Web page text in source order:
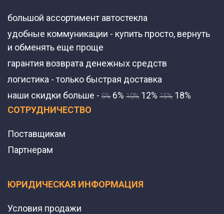
большой ассортимент автостекла
удобные коммуникации - купить просто, вернуть
и обменять еще проще
гарантия возврата денежных средств
логистика - только быстрая доставка
наши скидки больше - 5% 6% 10% 12% 15% 18%
СОТРУДНИЧЕСТВО
Поставщикам
Партнерам
ЮРИДИЧЕСКАЯ ИНФОРМАЦИЯ
Условия продажи